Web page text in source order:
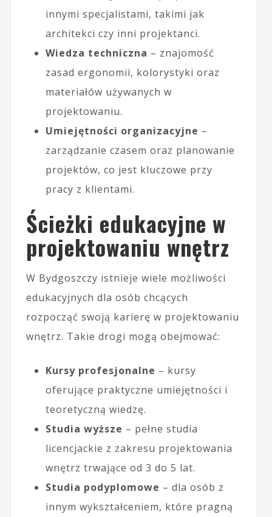
innymi specjalistami, takimi jak
architekci czy inni projektanci.
Wiedza techniczna – znajomość
zasad ergonomii, kolorystyki oraz
materiałów używanych w
projektowaniu.
Umiejętności organizacyjne –
zarządzanie czasem oraz planowanie
projektów, co jest kluczowe przy
pracy z klientami.
Ścieżki edukacyjne w
projektowaniu wnętrz
W Bydgoszczy istnieje wiele możliwości
edukacyjnych dla osób chcących
rozpocząć swoją karierę w projektowaniu
wnętrz. Takie drogi mogą obejmować:
Kursy profesjonalne – kursy
oferujące praktyczne umiejętności i
teoretyczną wiedzę.
Studia wyższe – pełne studia
licencjackie z zakresu projektowania
wnętrz trwające od 3 do 5 lat.
Studia podyplomowe – dla osób z
innym wykształceniem, które pragną